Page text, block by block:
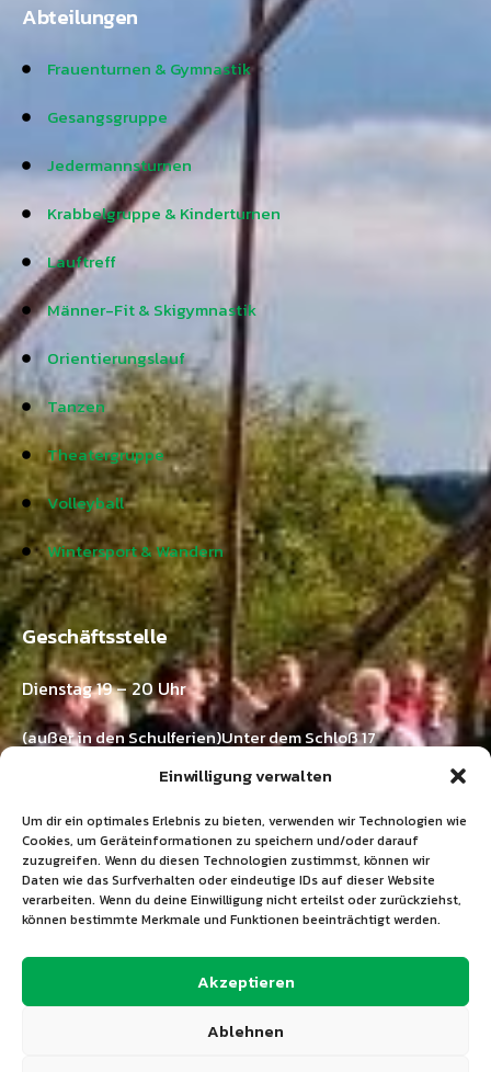
Einwilligung verwalten
Um dir ein optimales Erlebnis zu bieten, verwenden wir Technologien wie
Cookies, um Geräteinformationen zu speichern und/oder darauf
zuzugreifen. Wenn du diesen Technologien zustimmst, können wir
Daten wie das Surfverhalten oder eindeutige IDs auf dieser Website
verarbeiten. Wenn du deine Einwilligung nicht erteilst oder zurückziehst,
können bestimmte Merkmale und Funktionen beeinträchtigt werden.
Akzeptieren
Ablehnen
Abteilungen
Frauenturnen & Gymnastik
Gesangsgruppe
Jedermannsturnen
Krabbelgruppe & Kinderturnen
Lauftreff
Männer-Fit & Skigymnastik
Orientierungslauf
Tanzen
Theatergruppe
Volleyball
Wintersport & Wandern
Geschäftsstelle
Dienstag 19 – 20 Uhr
(außer in den Schulferien)Unter dem Schloß 17
Kontakt:
Ramona Emer
Tel.: 07175 / 211 03 33
E-Mail:info@tgv-horn.de